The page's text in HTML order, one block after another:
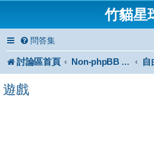
竹貓星
問答集
討論區首頁 Non-phpBB specific
遊戲